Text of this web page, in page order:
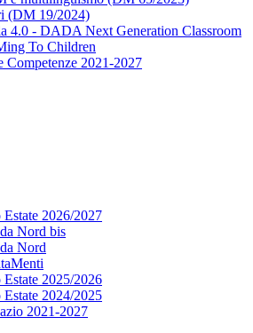
(DM 19/2024)
4.0 - DADA Next Generation Classroom
To Children
Competenze 2021-2027
Estate 2026/2027
Nord bis
Nord
Estate 2025/2026
Estate 2024/2025
2021-2027